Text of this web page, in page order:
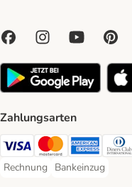
Zahlungsarten
Visa Payment Method
Mastercard Payment
American
Rechnung
Rechnung Payment Method
Bankeinzug
Bankeinzug